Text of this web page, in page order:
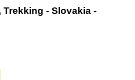
Trekking - Slovakia -